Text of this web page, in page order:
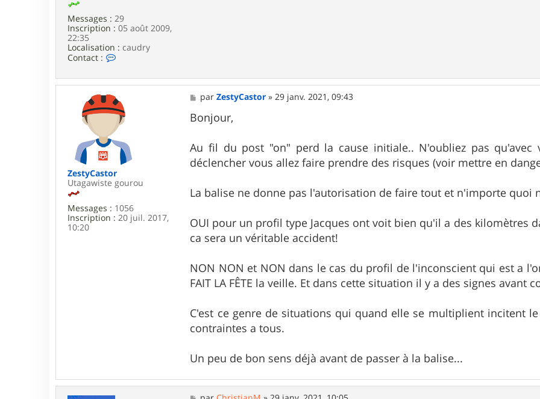
Messages : 29
Inscription : 05 août 2009,
22:35
Localisation : caudry
Contact :
t
c
t
e
j
a
c
u
e
d
5
ZestyCastor
Utagawiste gourou
Messages : 1056
Inscription : 20 juil. 2017,
10:20
M
e
s
s
g
e
parZestyCastor »29 janv. 2021, 09:43
Bonjour,
Au fil du post "on" perd la cause initiale.. N'oubliez pas
déclencher vous allez faire prendre des risques (voir mettre en
La balise ne donne pas l'autorisation de faire tout et n'importe quoi
OUI pour un profil type Jacques ont voit bien qu'il a des kilomètres
ca sera un véritable accident!
NON NON et NON dans le cas du profil de l'inconscient qui est a
FAIT LA FÊTE la veille. Et dans cette situation il y a des signes avant
C'est ce genre de situations qui quand elle se multiplient incitent
contraintes a tous.
Un peu de bon sens déjà avant de passer à la balise...
M